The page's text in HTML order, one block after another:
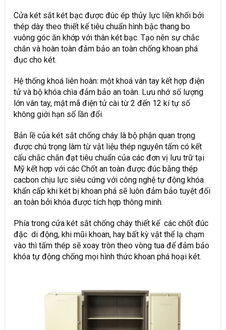
Cửa két sắt két bạc được đúc ép thủy lực liền khối bởi
thép dày theo thiết kế tiêu chuẩn hình bậc thang bo
vuông góc ăn khớp với thân két bạc. Tạo nên sự chắc
chắn và hoàn toàn đảm bảo an toàn chống khoan phá
đục cho két.
Hệ thống khoá liên hoàn: một khoá vân tay kết hợp điện
tử và bộ khóa chìa đảm bảo an toàn. Lưu nhớ số lượng
lớn vân tay, mật mã điện tử cài từ 2 đến 12 kí tự số
không giới hạn số lần đổi.
Bản lề của két sắt chống cháy là bộ phận quan trọng
được chú trọng làm từ vật liệu thép nguyên tấm có kết
cấu chắc chắn đạt tiêu chuẩn của các đơn vị lưu trữ tại
Mỹ kết hợp với các Chốt an toàn được đúc bằng thép
cacbon chịu lực siêu cứng với công nghệ tự động khóa
khẩn cấp khi két bị khoan phá sẽ luôn đảm bảo tuyệt đối
an toàn bởi khóa được tích hợp thông minh.
Phía trong cửa két sắt chống cháy thiết kế các chốt đúc
đặc di động, khi mũi khoan, hay bất kỳ vật thể lạ chạm
vào thì tấm thép sẽ xoay tròn theo vòng tua để đảm bảo
khóa tự động chống mọi hình thức khoan phá hoại két.